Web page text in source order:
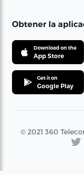
Obtener la
Download on the
App Store
Get it on
Google Play
© 2021 360